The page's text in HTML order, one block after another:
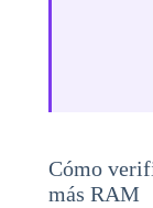
Cómo
más RAM